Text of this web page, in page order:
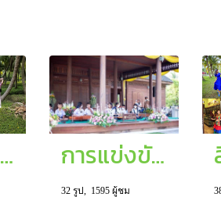
คณะอาจารย์ โรงเรียนสีกัน (วัฒนานันท์อุปถัมภ์) เขตดอนเมือง กทม. การแข่งขันดนตรีไทยและขับร้อง ในกิจกรรมการแข่งขันงานศิลปหัตถกรรมนักเรียน ครั้งที่ 70 ปีการศึกษา 2565
32 รูป, 1595 ผู้ชม